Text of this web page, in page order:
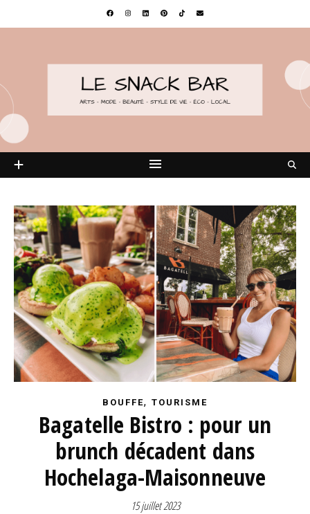
BOUFFE, TOURISME
Bagatelle Bistro : pour un
brunch décadent dans
Hochelaga-Maisonneuve
15 juillet 2023